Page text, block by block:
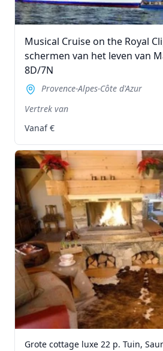
Musical Cruise on the Royal
schermen van het leven van
8D/7N
Provence-Alpes-Côte d'Azur
Vertrek van
Vanaf€
Grote cottage luxe 22 p. Tuin,